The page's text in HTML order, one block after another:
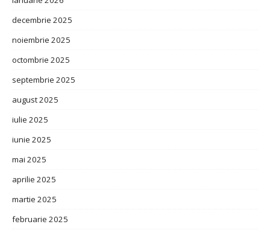
decembrie 2025
noiembrie 2025
octombrie 2025
septembrie 2025
august 2025
iulie 2025
iunie 2025
mai 2025
aprilie 2025
martie 2025
februarie 2025